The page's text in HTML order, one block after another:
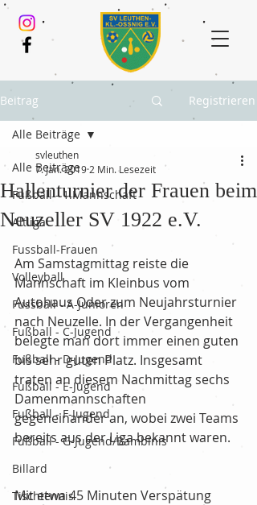
Beitrag Registrieren
Alle Beiträge
Fußball - 1.Mannschaft
Altliga
Fussball-Frauen
Volleyball
Fussball - A-Junioren
Fußball - C-Jugend
Fußball - D-Jugend
Fußball - E-Jugend
Fußball - F-Jugend
Fußball - G-Jugend/Bambinis
Billard
Tischtennis
Alle Beiträge
Hallenturnier der Frauen beim
Neuzeller SV 1922 e.V.
svleuthen
7. Jan. 2019 2 Min. Lesezeit
Am Samstagmittag reiste die
Mannschaft im Kleinbus vom
Autohaus Oder zum Neujahrsturnier
nach Neuzelle. In der Vergangenheit
belegte man dort immer einen guten
bis sehr guten Platz. Insgesamt
traten an diesem Nachmittag sechs
Damenmannschaften
gegeneinander an, wobei zwei Teams
bereits aus der Liga bekannt waren.
Mit etwa 45 Minuten Verspätung